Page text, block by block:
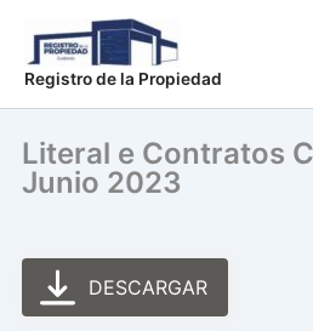
contenido
Registro de la Propiedad
Literal e Contratos
Junio 2023
DESCARGAR